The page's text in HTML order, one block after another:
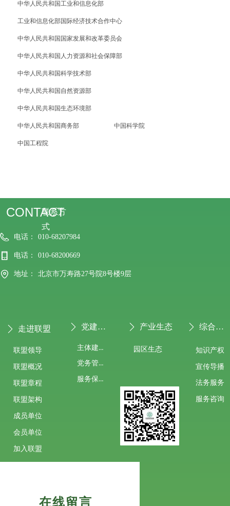
CONTACT
联系方
式
电话： 010-68207984
电话： 010-68200669
地址： 北京市万寿路27号院8号楼9层
在线留言
联盟领导
联盟概况
联盟章程
联盟架构
成员单位
会员单位
加入联盟
主体建设
党务管理
服务保障
园区生态 知识产权
宣传导播
法务服务
服务咨询
ꄲ 走进联盟 ꄲ 党建专栏 ꄲ 产业生态 ꄲ 综合服务
中华人民共和国工业和信息化部
工业和信息化部国际经济技术合作中心
中华人民共和国国家发展和改革委员会
中华人民共和国人力资源和社会保障部
中华人民共和国科学技术部
中华人民共和国自然资源部
中华人民共和国生态环境部
中华人民共和国商务部 中国科学院
中国工程院